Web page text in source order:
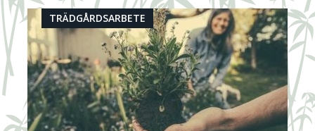
TRÄDGÅRDSARBETE